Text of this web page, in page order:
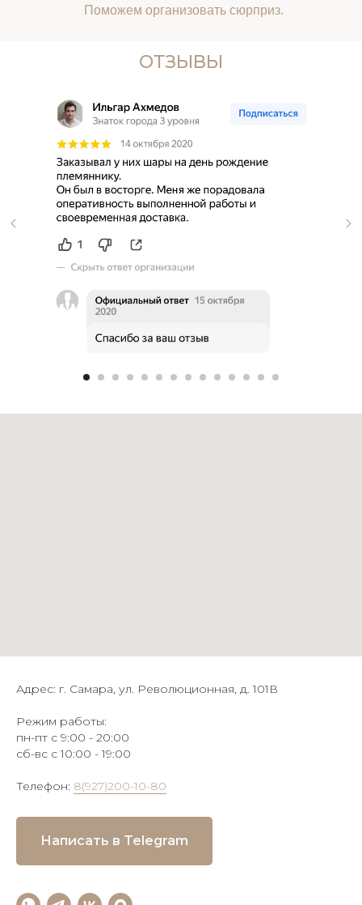
Поможем организовать сюрприз.
ОТЗЫВЫ
Адрес: г. Самара, ул. Революционная, д. 101В
Режим работы:
пн-пт с 9:00 - 20:00
сб-вс с 10:00 - 19:00
Телефон: 8(927)200-10-80
Написать в Telegram